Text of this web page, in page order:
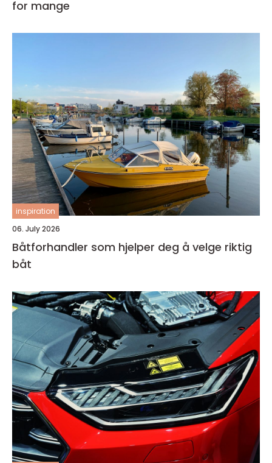
for mange
inspiration
06. July 2026
Båtforhandler som hjelper deg å velge riktig
båt